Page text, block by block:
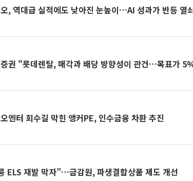
, 역대급 실적에도 낮아진 눈높이…AI 성과가 반등 열
권 "롯데렌탈, 매각과 배당 방향성이 관건…목표가
엔터 회수길 막힌 앵커PE, 인수금융 차환 추진
ELS 재발 막자”…금감원, 파생결합상품 제도 개선